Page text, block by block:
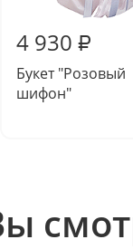
4 930 ₽
Букет "Розовый
шифон"